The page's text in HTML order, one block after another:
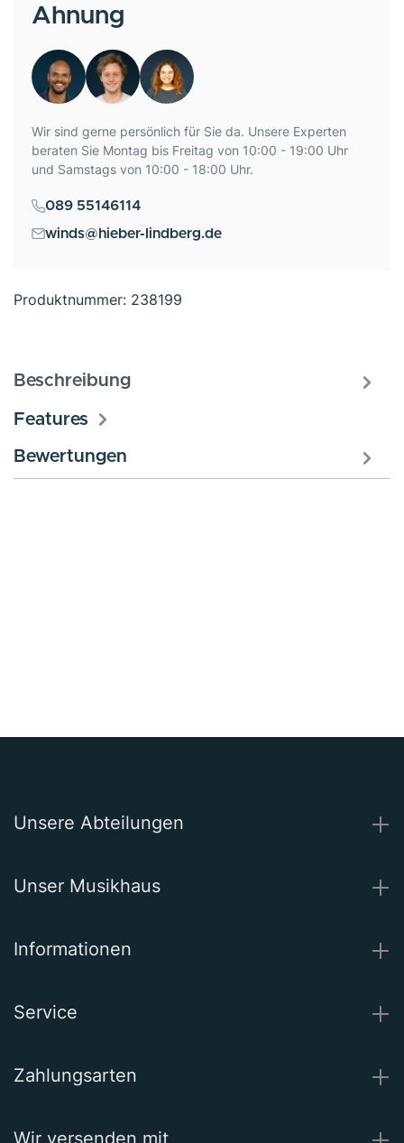
Produktnummer: 238199
Ahnung
Wir sind gerne persönlich für Sie da. Unsere Experten
beraten Sie Montag bis Freitag von 10:00 - 19:00 Uhr
und Samstags von 10:00 - 18:00 Uhr.
089 55146114
winds@hieber-lindberg.de
Beschreibung
Features
Bewertungen
Unsere Abteilungen
Unser Musikhaus
Informationen
Service
Zahlungsarten
Wir versenden mit